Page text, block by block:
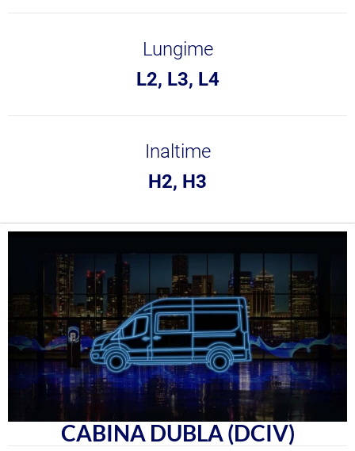
Lungime
L2, L3, L4
Inaltime
H2, H3
CABINA DUBLA (DCIV)